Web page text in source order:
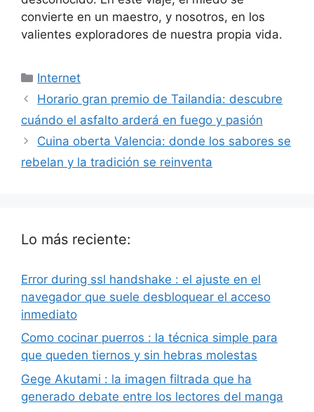
convierte en un maestro, y nosotros, en los
valientes exploradores de nuestra propia vida.
Categorías
Internet
Horario gran premio de Tailandia: descubre
cuándo el asfalto arderá en fuego y pasión
Cuina oberta Valencia: donde los sabores se
rebelan y la tradición se reinventa
Lo más reciente:
Error during ssl handshake : el ajuste en el
navegador que suele desbloquear el acceso
inmediato
Como cocinar puerros : la técnica simple para
que queden tiernos y sin hebras molestas
Gege Akutami : la imagen filtrada que ha
generado debate entre los lectores del manga